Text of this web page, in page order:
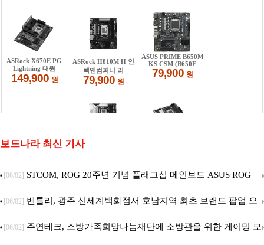
보드나라 최신 기사
[06/02] STCOM, ROG 20주년 기념 플래그십 메인보드 ASUS ROG
Crosshair X870E EDITION 20 국내 출시 예정
[06/02] 벤틀리, 광주 신세계백화점서 호남지역 최초 브랜드 팝업 오
픈
[06/02] 주연테크, 소방가족희망나눔재단에 소방관을 위한 게이밍 모